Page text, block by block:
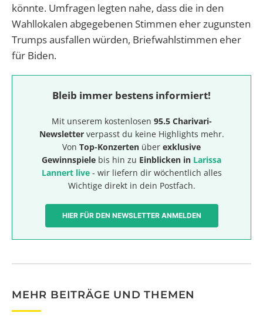
könnte. Umfragen legten nahe, dass die in den
Wahllokalen abgegebenen Stimmen eher zugunsten
Trumps ausfallen würden, Briefwahlstimmen eher
für Biden.
Bleib immer bestens informiert!
Mit unserem kostenlosen 95.5 Charivari-
Newsletterverpasst du keine Highlights mehr.
Von Top-Konzerten über exklusive
Gewinnspiele bis hin zu Einblicken in Larissa
Lannert live- wir liefern dir wöchentlich alles
Wichtige direkt in dein Postfach.
HIER FÜR DEN NEWSLETTER ANMELDEN
MEHR BEITRÄGE UND THEMEN